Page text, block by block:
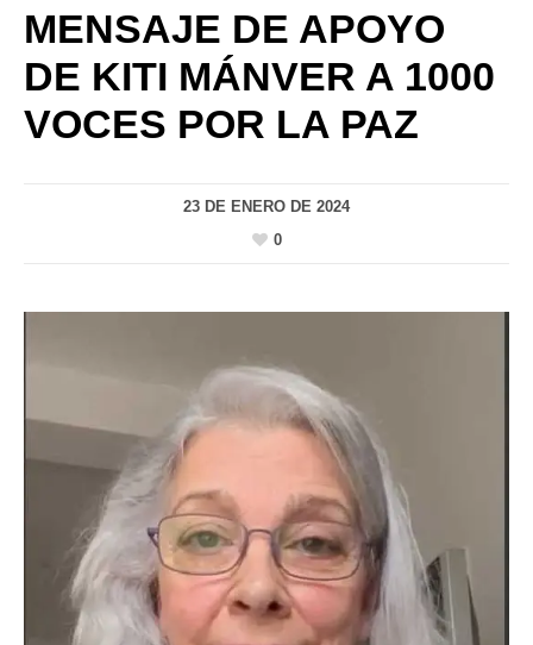
MENSAJE DE APOYO
DE KITI MÁNVER A 1000
VOCES POR LA PAZ
23 DE ENERO DE 2024
0